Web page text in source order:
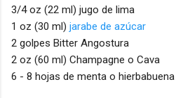
3/4 oz (22 ml) jugo de lima
1 oz (30 ml) jarabe de azúcar
2 golpes Bitter Angostura
2 oz (60 ml) Champagne o Cava
6 - 8 hojas de menta o hierbabuena